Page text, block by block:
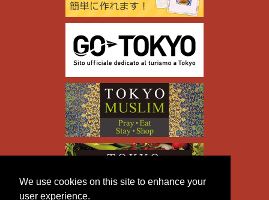
We use cookies on this site to enhance your
user experience.